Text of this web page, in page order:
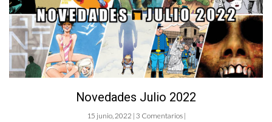
Novedades Julio 2022
15 junio, 2022 | 3 Comentarios |